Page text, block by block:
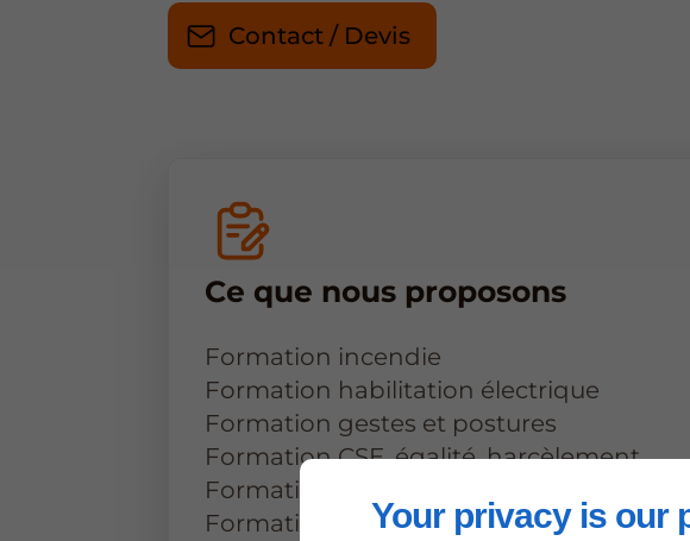
Your privacy is our
Contact / Devis
Ce que nous proposons
Formation incendie
Formation habilitation électrique
Formation gestes et postures
Formation CSE, égalité, harcèlement
Formation SST et MAC
Formation de formateur SST - MAC